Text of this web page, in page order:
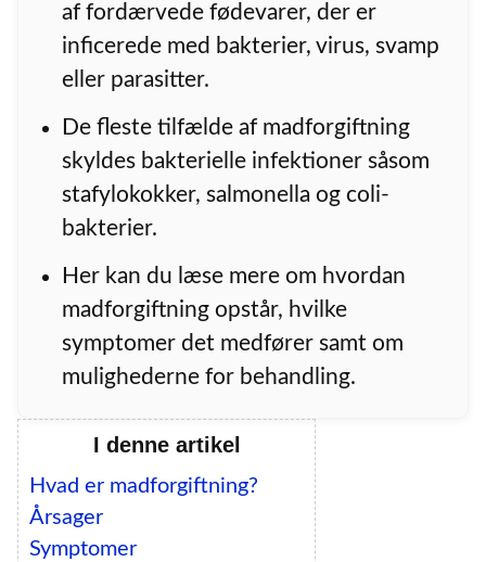
af fordærvede fødevarer, der er
inficerede med bakterier, virus, svamp
eller parasitter.
De fleste tilfælde af madforgiftning
skyldes bakterielle infektioner såsom
stafylokokker, salmonella og coli-
bakterier.
Her kan du læse mere om hvordan
madforgiftning opstår, hvilke
symptomer det medfører samt om
mulighederne for behandling.
I denne artikel
Hvad er madforgiftning?
Årsager
Symptomer